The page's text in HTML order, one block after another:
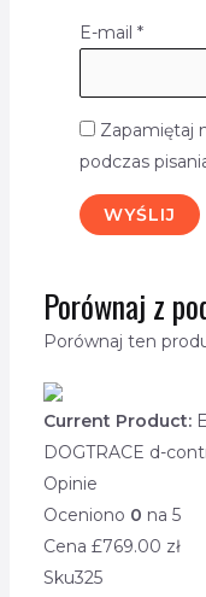
E-mail *
Zapamiętaj
podczas
Porównaj z
Porównaj ten
Current Product:
DOGTRACE d-
Opinie
Oceniono 0 na 5
Cena £769.00 zł
Sku325